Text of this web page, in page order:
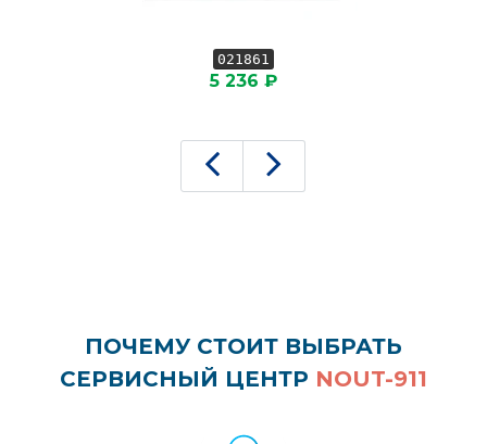
021861
5 236 ₽
ПОЧЕМУ СТОИТ ВЫБРАТЬ
СЕРВИСНЫЙ ЦЕНТР NOUT-911